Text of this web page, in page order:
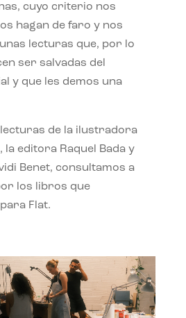
cuyo criterio nos
hagan de faro y nos
lecturas que, por lo
ser salvadas del
y que les demos una
de la ilustradora
editora Raquel Bada y
Benet, consultamos a
los libros que
Flat.